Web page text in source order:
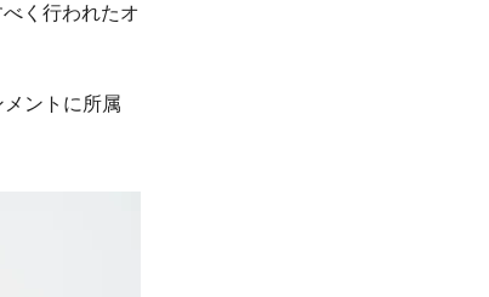
く行われたオ
ントに所属